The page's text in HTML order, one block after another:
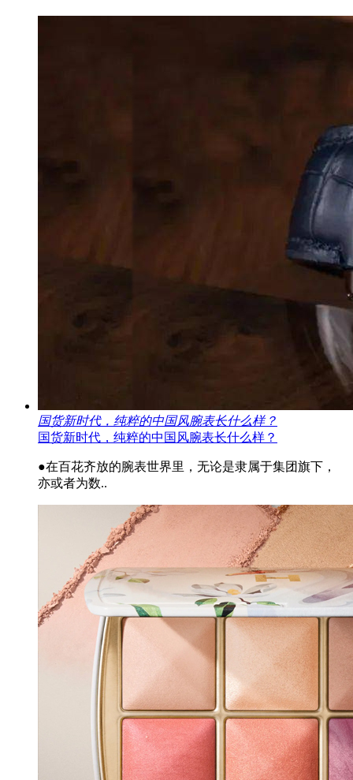
国货新时代，纯粹的中国风腕表长什么样？
国货新时代，纯粹的中国风腕表长什么样？
●在百花齐放的腕表世界里，无论是隶属于集团旗下，
亦或者为数..